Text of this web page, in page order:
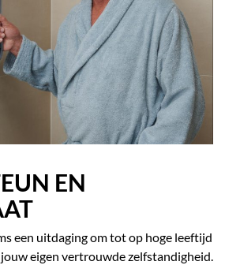
EN
een uitdaging om tot op hoge leeftijd
eigen vertrouwde zelfstandigheid.